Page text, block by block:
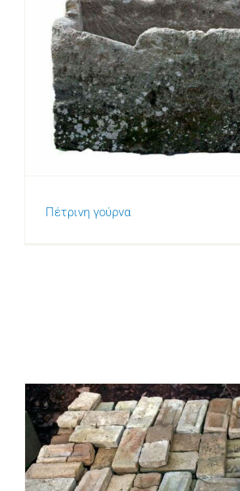
Πέτρινη γούρνα
Πέτρινη γούρνα